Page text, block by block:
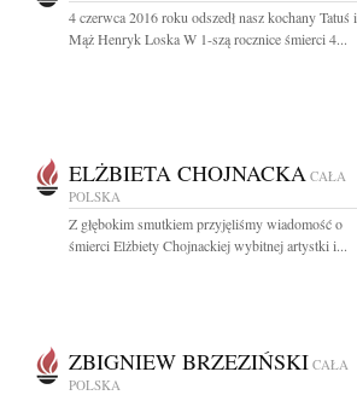
4 czerwca 2016 roku odszedł nasz kochany Tatuś i
Mąż Henryk Loska W 1-szą rocznice śmierci 4...
ELŻBIETA CHOJNACKA CAŁA
POLSKA
Z głębokim smutkiem przyjęliśmy wiadomość o
śmierci Elżbiety Chojnackiej wybitnej artystki i...
ZBIGNIEW BRZEZIŃSKI CAŁA
POLSKA